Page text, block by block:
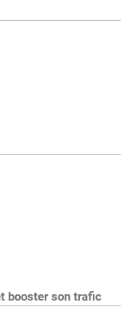
booster son trafic